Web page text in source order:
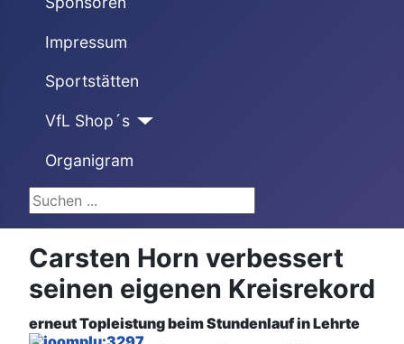
Impressum
Sportstätten
VfL Shop´s
Organigram
Suchen ...
Carsten Horn verbessert
seinen eigenen Kreisrekord
erneut Topleistung beim Stundenlauf in Lehrte